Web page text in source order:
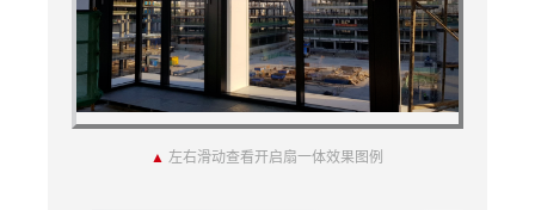
▲ 左右滑动查看开启扇一体效果图例